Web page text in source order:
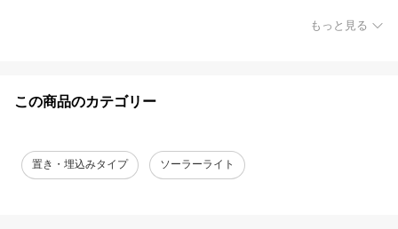
もっと見る
この商品のカテゴリー
置き・埋込みタイプ ソーラーライト